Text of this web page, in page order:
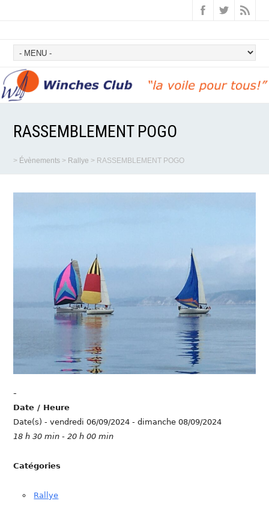
RASSEMBLEMENT POGO
> Évènements > Rallye > RASSEMBLEMENT POGO
-
Date / Heure
Date(s) - vendredi 06/09/2024 - dimanche 08/09/2024
18 h 30 min - 20 h 00 min
Catégories
Rallye